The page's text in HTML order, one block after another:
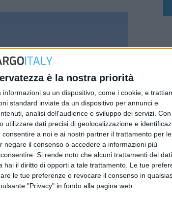
è la nostra priorità
su un dispositivo, come i cookie, e
standard inviate da un dispositivo per annunci e
analisi dell'audience e sviluppo dei servizi. Con
dati precisi di geolocalizzazione e
a noi e ai nostri partner il trattamento per le
il consenso o accedere a informazioni più
Si rende noto che alcuni trattamenti dei dati
il diritto di opporti a tale trattamento. Le tue
le tue preferenze o revocare il consenso in
"Privacy" in fondo alla pagina web.